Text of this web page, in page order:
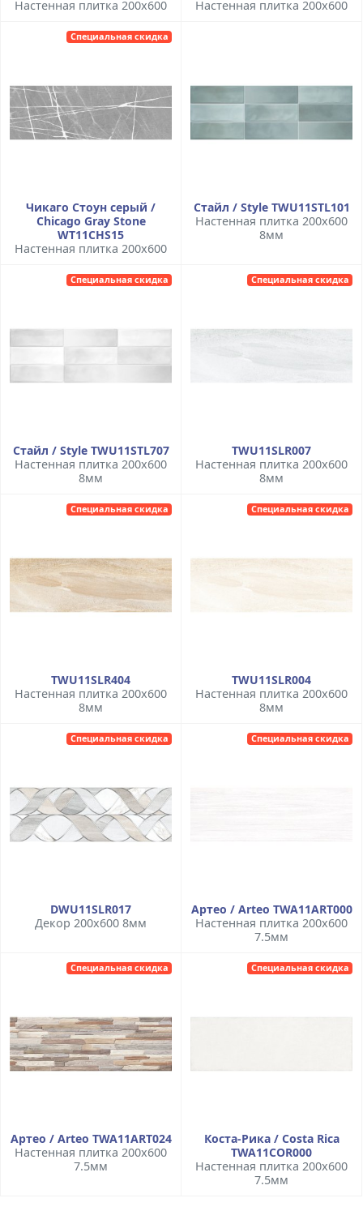
Настенная плитка 200x600 Настенная плитка 200x600
Специальная скидка
Чикаго Стоун серый /
Chicago Gray Stone
WT11CHS15
Настенная плитка 200x600
Стайл / Style TWU11STL101
Настенная плитка 200x600
8мм
Специальная скидка
Стайл / Style TWU11STL707
Настенная плитка 200x600
8мм
Специальная скидка
TWU11SLR007
Настенная плитка 200x600
8мм
Специальная скидка
TWU11SLR404
Настенная плитка 200x600
8мм
Специальная скидка
TWU11SLR004
Настенная плитка 200x600
8мм
Специальная скидка
DWU11SLR017
Декор 200x600 8мм
Специальная скидка
Артео / Arteo TWA11ART000
Настенная плитка 200x600
7.5мм
Специальная скидка
Артео / Arteo TWA11ART024
Настенная плитка 200x600
7.5мм
Специальная скидка
Коста-Рика / Costa Rica
TWA11COR000
Настенная плитка 200x600
7.5мм